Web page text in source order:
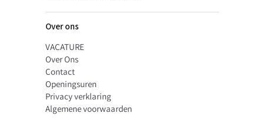
Over ons
VACATURE
Over Ons
Contact
Openingsuren
Privacy verklaring
Algemene voorwaarden